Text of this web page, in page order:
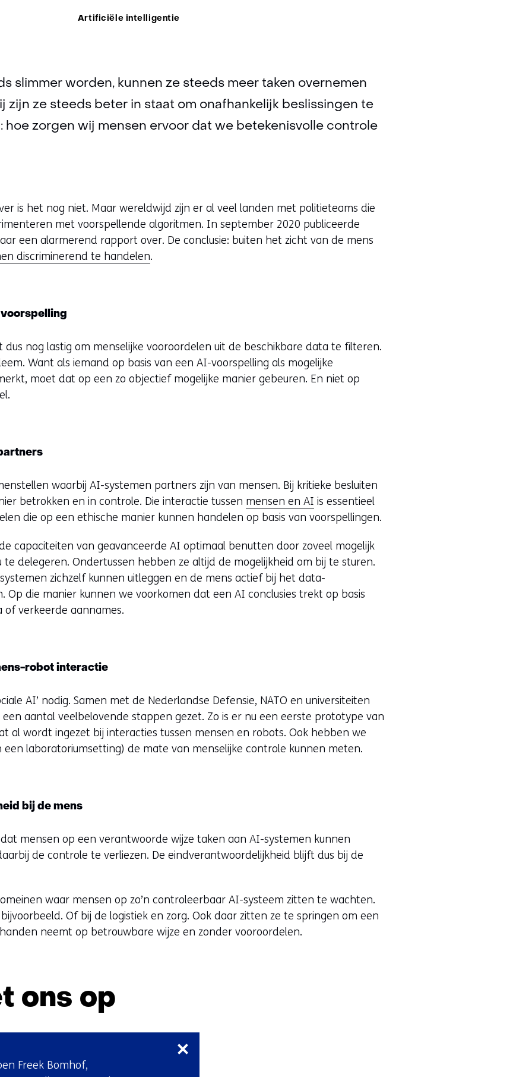
Thema:
Artificiële intelligentie
slimmer worden, kunnen ze steeds meer taken overnemen
zijn ze steeds beter in staat om onafhankelijk beslissingen te
hoe zorgen wij mensen ervoor dat we betekenisvolle controle
is het nog niet. Maar wereldwijd zijn er al veel landen met politieteams die
met voorspellende algoritmen. In september 2020 publiceerde
een alarmerend rapport over. De conclusie: buiten het zicht van de mens
discriminerend te handelen.
dus nog lastig om menselijke vooroordelen uit de beschikbare data te filteren.
Want als iemand op basis van een AI-voorspelling als mogelijke
moet dat op een zo objectief mogelijke manier gebeuren. En niet op
waarbij AI-systemen partners zijn van mensen. Bij kritieke besluiten
betrokken en in controle. Die interactie tussen mensen en AI is essentieel
die op een ethische manier kunnen handelen op basis van voorspellingen.
capaciteiten van geavanceerde AI optimaal benutten door zoveel mogelijk
delegeren. Ondertussen hebben ze altijd de mogelijkheid om bij te sturen.
zichzelf kunnen uitleggen en de mens actief bij het data-
Op die manier kunnen we voorkomen dat een AI conclusies trekt op basis
verkeerde aannames.
robot interactie
AI’ nodig. Samen met de Nederlandse Defensie, NATO en universiteiten
aantal veelbelovende stappen gezet. Zo is er nu een eerste prototype van
al wordt ingezet bij interacties tussen mensen en robots. Ook hebben we
laboratoriumsetting) de mate van menselijke controle kunnen meten.
bij de mens
mensen op een verantwoorde wijze taken aan AI-systemen kunnen
de controle te verliezen. De eindverantwoordelijkheid blijft dus bij de
waar mensen op zo’n controleerbaar AI-systeem zitten te wachten.
Of bij de logistiek en zorg. Ook daar zitten ze te springen om een
neemt op betrouwbare wijze en zonder vooroordelen.
ons op
(Neem
Freek Bomhof,